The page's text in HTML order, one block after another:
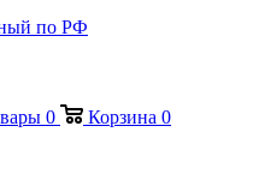
по РФ
0 Корзина 0